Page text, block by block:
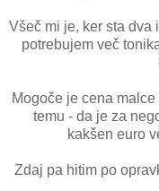
Všeč mi je, ker sta dva
potrebujem več
Mogoče je cena
temu - da je za
kakšen euro
Zdaj pa hitim po